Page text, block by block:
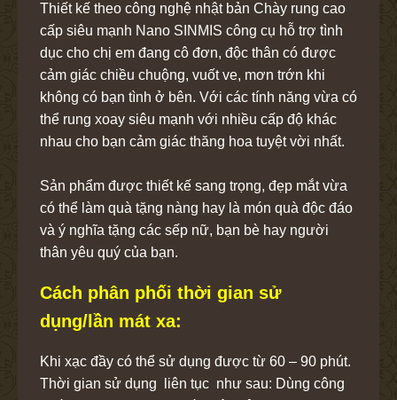
Thiết kế theo công nghệ nhật bản Chày rung cao
cấp siêu mạnh Nano SINMIS công cụ hỗ trợ tình
dục cho chị em đang cô đơn, độc thân có được
cảm giác chiều chuộng, vuốt ve, mơn trớn khi
không có bạn tình ở bên. Với các tính năng vừa có
thể rung xoay siêu mạnh với nhiều cấp độ khác
nhau cho bạn cảm giác thăng hoa tuyệt vời nhất.
Sản phẩm được thiết kế sang trọng, đẹp mắt vừa
có thể làm quà tặng nàng hay là món quà độc đáo
và ý nghĩa tặng các sếp nữ, bạn bè hay người
thân yêu quý của bạn.
Cách phân phối thời gian sử
dụng/lần mát xa:
Khi xạc đầy có thể sử dụng được từ 60 – 90 phút.
Thời gian sử dụng liên tục như sau: Dùng công